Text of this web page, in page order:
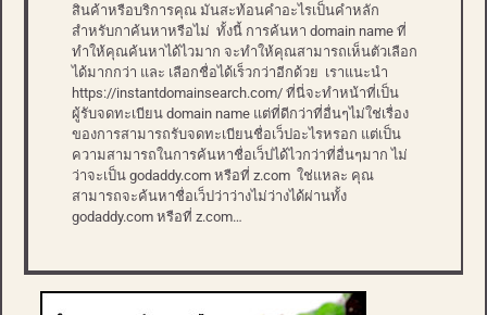
สินค้าหรือบริการคุณ มันสะท้อนคำอะไรเป็นคำหลัก
สำหรับกาค้นหาหรือไม่ ทั้งนี้ การค้นหา domain name ที่
ทำให้คุณค้นหาได้ไวมาก จะทำให้คุณสามารถเห็นตัวเลือก
ได้มากกว่า และ เลือกชื่อได้เร็วกว่าอีกด้วย เราแนะนำ
https://instantdomainsearch.com/ ที่นี่จะทำหน้าที่เป็น
ผู้รับจดทะเบียน domain name แต่ที่ดีกว่าที่อื่นๆไม่ใช่เรื่อง
ของการสามารถรับจดทะเบียนชื่อเว็ปอะไรหรอก แต่เป็น
ความสามารถในการค้นหาชื่อเว็ปได้ไวกว่าที่อื่นๆมาก ไม่
ว่าจะเป็น godaddy.com หรือที่ z.com ใช่แหละ คุณ
สามารถจะค้นหาชื่อเว็ปว่าว่างไม่ว่างได้ผ่านทั้ง
godaddy.com หรือที่ z.com…